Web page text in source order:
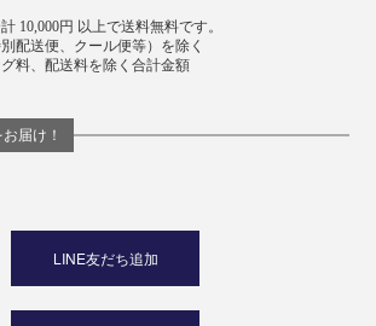
10,000円 以上で送料無料です。
配送便、クール便等）を除く
料、配送料を除く合計金額
届け！
LINE友だち追加